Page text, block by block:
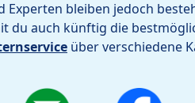
bleiben jedoch
du auch künftig die
über verschiedene